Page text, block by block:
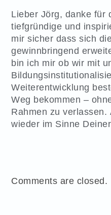
Lieber Jörg, danke für
tiefgründige und
mir sicher dass sich
gewinnbringend
bin ich mir ob wir mit
Weiterentwicklung
Weg bekommen –
Rahmen zu
wieder im Sinne
Comments are closed.